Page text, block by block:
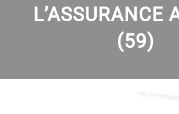
L’ASSURANCE
(59)